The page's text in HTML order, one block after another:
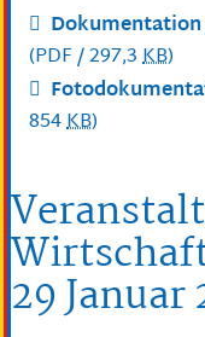
(PDF / 297,3KB)
854KB)
29 Januar